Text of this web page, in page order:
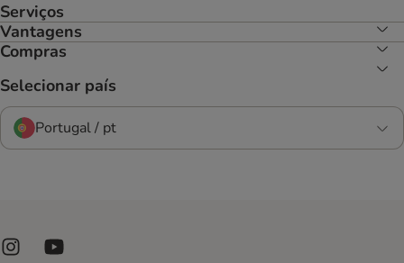
Serviços
Vantagens
Compras
Selecionar país
Portugal / pt